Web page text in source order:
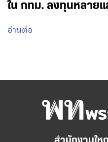
ใน กทม. ลงทุนหลาย
อ่านต่อ